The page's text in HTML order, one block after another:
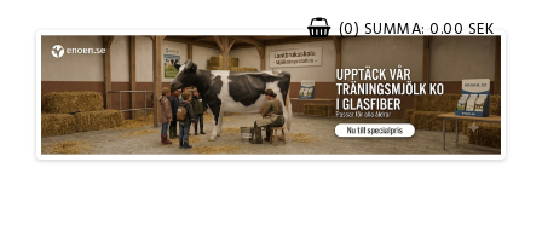
(0) SUMMA: 0.00 SEK